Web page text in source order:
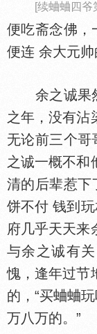
[续蛐蛐四爷
便吃斋念佛，
便连 余大元帅
余之诚果然
之年，没有沾
无论前三个哥
之诚一概不和
清的后辈惹下
饼不付 钱到
府几乎天天来
与余之诚有
愧，逢年过节
的，“买蛐蛐
万八万的。”